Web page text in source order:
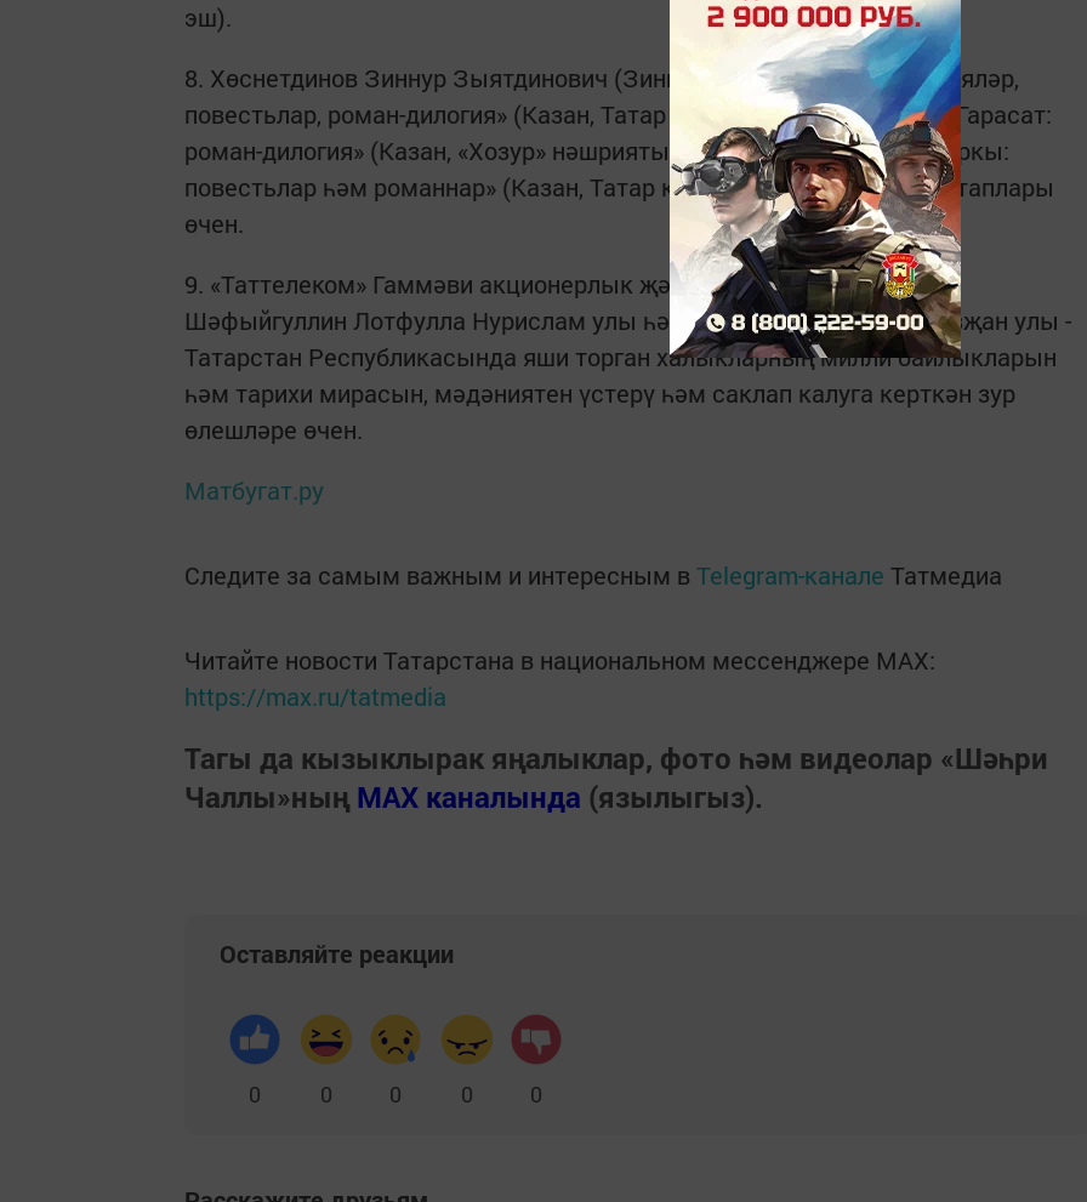
эш).
8. Хөснетдинов Зиннур Зыятдинович (Зиннур Хөснияр) - «Кичү: хикәяләр,
повестьлар, роман-дилогия» (Казан, Татар китап нәшрияты, 2012), «Гарасат:
роман-дилогия» (Казан, «Хозур» нәшрияты 2014) һәм «Көмеш чыбыркы:
повестьлар һәм романнар» (Казан, Татар китап нәшрияты, 2016) китаплары
өчен.
9. «Таттелеком» Гаммәви акционерлык җәмгыяте иҗат төркеме:
Шәфыйгуллин Лотфулла Нурислам улы һәм Зәкуанов Рөстәм Газизҗан улы -
Татарстан Республикасында яши торган халыкларның милли байлыкларын
һәм тарихи мирасын, мәдәниятен үстерү һәм саклап калуга керткән зур
өлешләре өчен.
Матбугат.ру
Следите за самым важным и интересным в Telegram-канале Татмедиа
Читайте новости Татарстана в национальном мессенджере MАХ:
https://max.ru/tatmedia
Тагы да кызыклырак яңалыклар, фото һәм видеолар «Шәһри
Чаллы»ның MAX каналында (язылыгыз).
Оставляйте реакции
0 0 0 0 0